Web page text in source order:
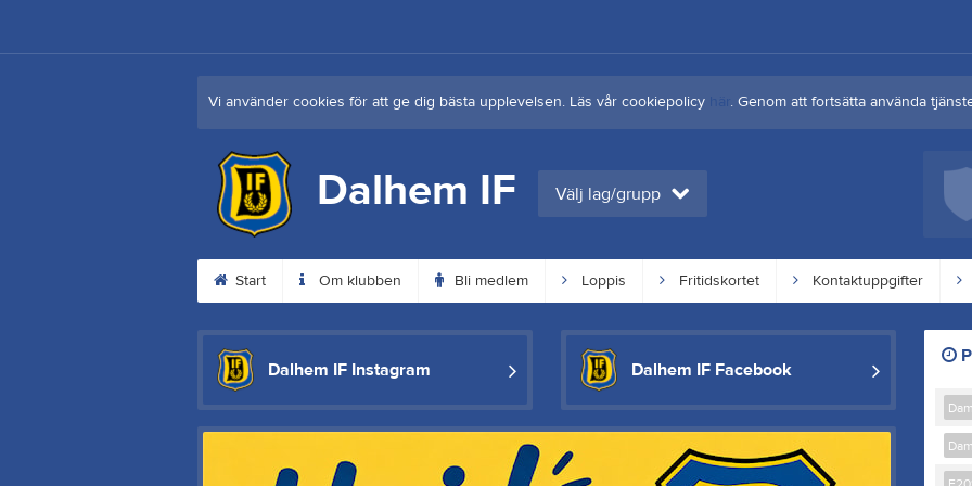
Vi använder cookies för att ge dig bästa upplevelsen. Läs vår cookiepolicy här . Genom att fortsätta använda
Dalhem IF Välj lag/grupp
Start Om klubben Bli medlem Loppis Fritidskortet Kontaktuppgifter
Dalhem IF Instagram Dalhem IF Facebook
Dam
Dam